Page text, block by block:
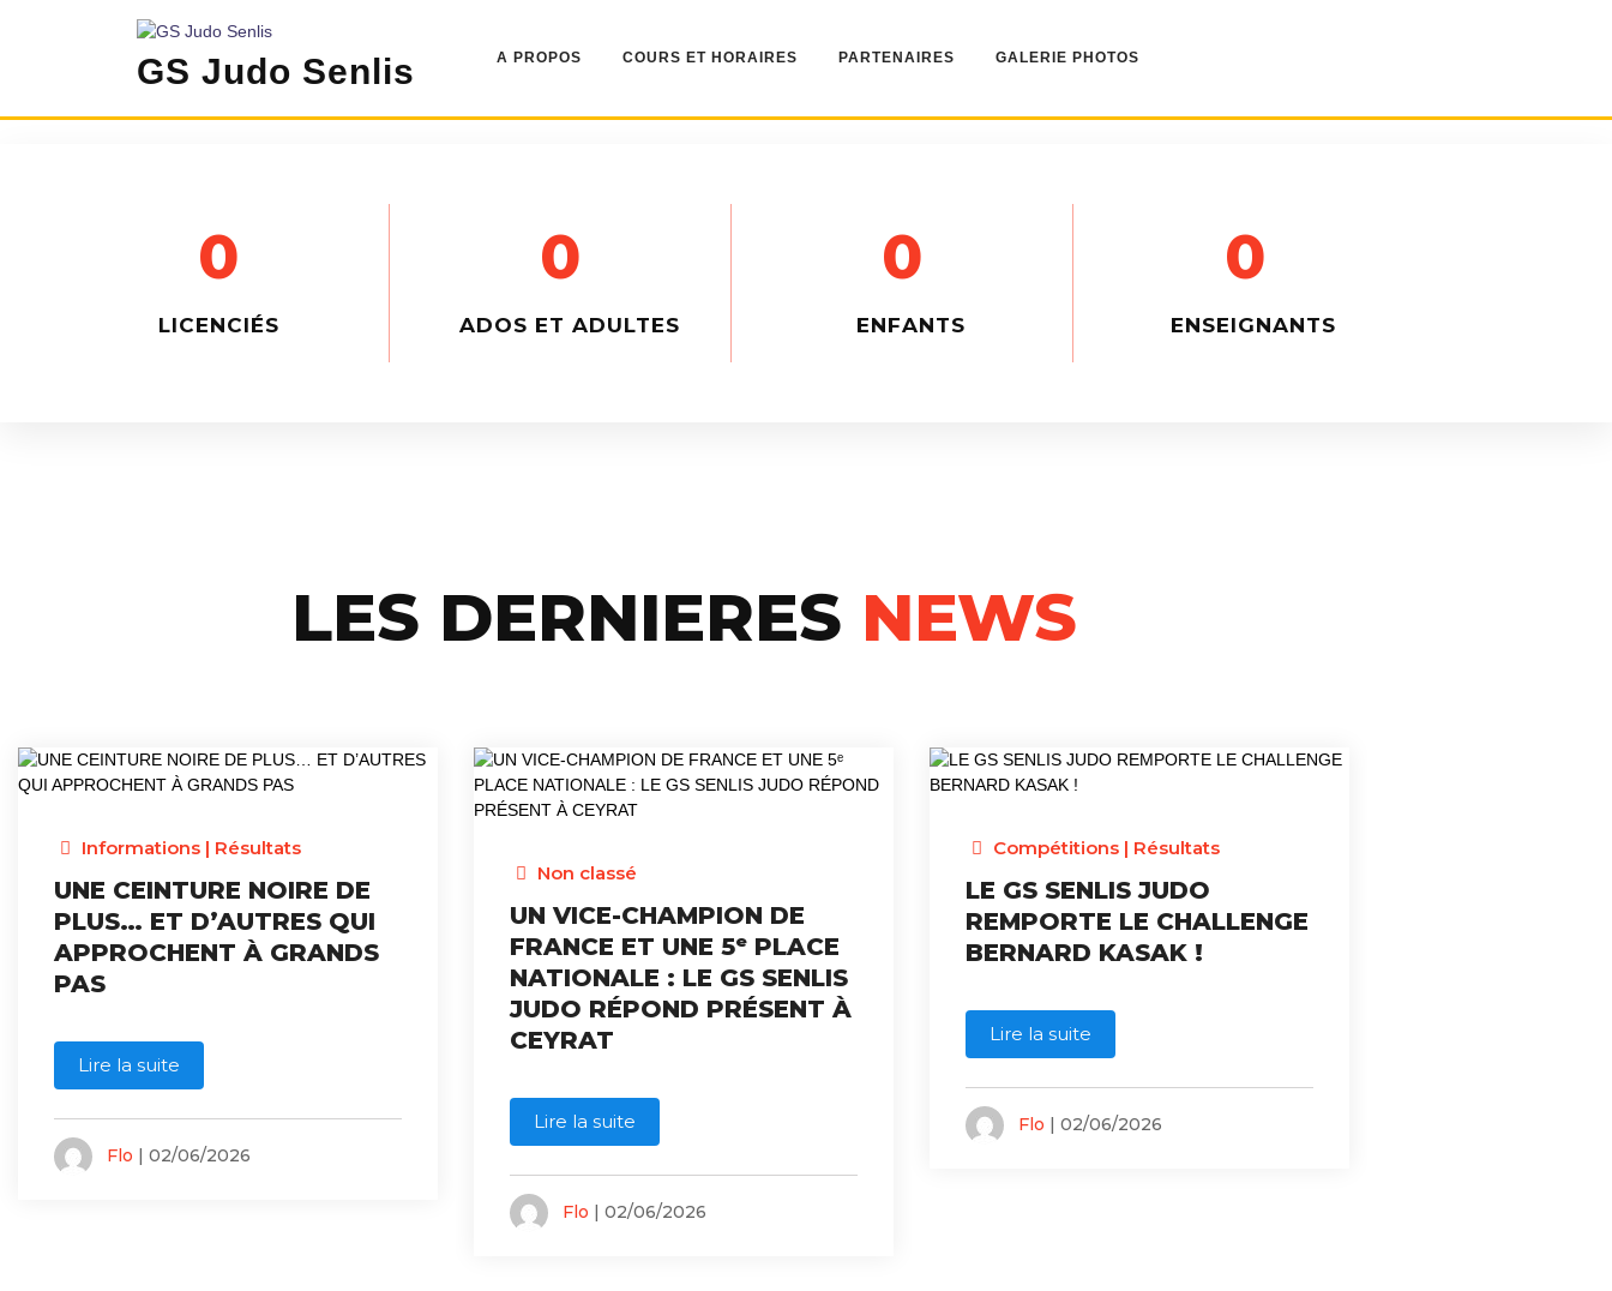
GS Judo Senlis A PROPOS COURS ET HORAIRES PARTENAIRES GALERIE PHOTOS
0
LICENCIÉS
0
ADOS ET ADULTES
0
ENFANTS
0
ENSEIGNANTS
LES DERNIERES NEWS
Informations| Résultats
UNE CEINTURE NOIRE DE
PLUS… ET D’AUTRES QUI
APPROCHENT À GRANDS
PAS
Lire la suite
Flo | 02/06/2026
Non classé
UN VICE-CHAMPION DE
FRANCE ET UNE 5ᵉ PLACE
NATIONALE : LE GS SENLIS
JUDO RÉPOND PRÉSENT À
CEYRAT
Lire la suite
Flo | 02/06/2026
Compétitions| Résultats
LE GS SENLIS JUDO
REMPORTE LE CHALLENGE
BERNARD KASAK !
Lire la suite
Flo | 02/06/2026